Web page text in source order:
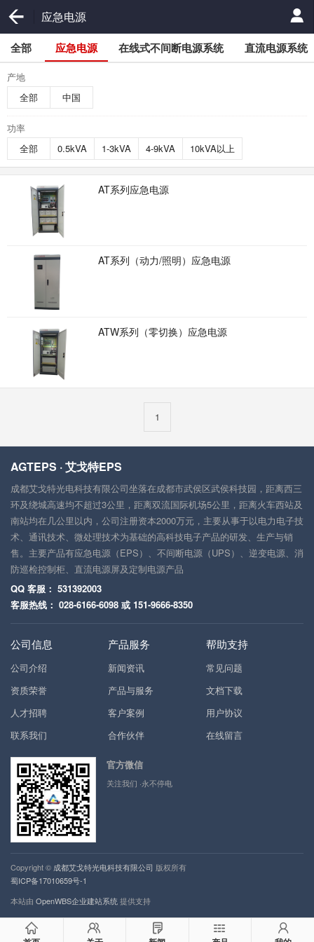
应急电源
全部 应急电源 在线式不间断电源系统 直流电源系统
产地
全部
中国
功率
全部
0.5kVA 1-3kVA 4-9kVA 10kVA以上
AT系列应急电源
AT系列（动力/照明）应急电源
ATW系列（零切换）应急电源
1
AGTEPS · 艾戈特EPS
成都艾戈特光电科技有限公司坐落在成都市武侯区武侯科技园，距离西三
环及绕城高速均不超过3公里，距离双流国际机场5公里，距离火车西站及
南站均在几公里以内，公司注册资本2000万元，主要从事于以电力电子技
术、通讯技术、微处理技术为基础的高科技电子产品的研发、生产与销
售。主要产品有应急电源（EPS）、不间断电源（UPS）、逆变电源、消
防巡检控制柜、直流电源屏及定制电源产品
QQ 客服： 531392003
客服热线： 028-6166-6098 或 151-9666-8350
公司信息
公司介绍
资质荣誉
人才招聘
联系我们
产品服务
新闻资讯
产品与服务
客户案例
合作伙伴
帮助支持
常见问题
文档下载
用户协议
在线留言
官方微信
关注我们 ·永不停电
Copyright © 成都艾戈特光电科技有限公司 版权所有
蜀ICP备17010659号-1
本站由 OpenWBS企业建站系统 提供支持